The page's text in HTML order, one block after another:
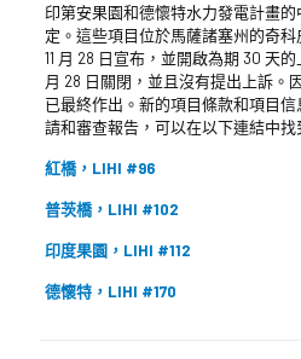
印第安果園和德懷特水力發電計畫
定。這些項目位於馬薩諸塞州的奇
11 月 28 日宣布，並開啟為期 30 天
月 28 日關閉，並且沒有提出上訴。
已最終作出。新的項目條款和項目
請和審查報告，可以在以下連結中找
紅橋，LIHI #96
普茨橋，LIHI #102
印度果園，LIHI #112
德懷特，LIHI #170